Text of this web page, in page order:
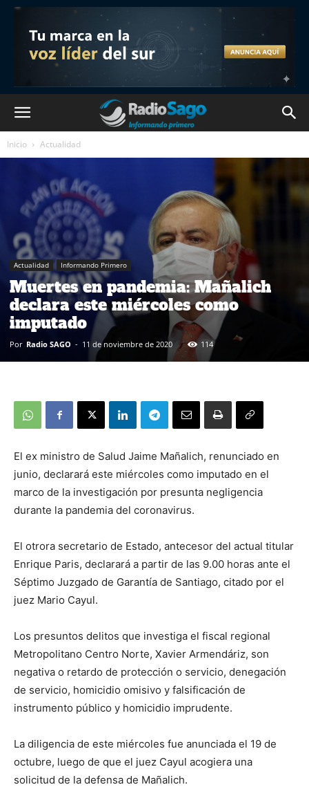
Inicio Actualidad
Actualidad Informando Primero
Muertes en pandemia: Mañalich
declara este miércoles como
imputado
Por Radio SAGO - 11 de noviembre de 2020 114
El ex ministro de Salud Jaime Mañalich, renunciado en
junio, declarará este miércoles como imputado en el
marco de la investigación por presunta negligencia
durante la pandemia del coronavirus.
El otrora secretario de Estado, antecesor del actual titular
Enrique Paris, declarará a partir de las 9.00 horas ante el
Séptimo Juzgado de Garantía de Santiago, citado por el
juez Mario Cayul.
Los presuntos delitos que investiga el fiscal regional
Metropolitano Centro Norte, Xavier Armendáriz, son
negativa o retardo de protección o servicio, denegación
de servicio, homicidio omisivo y falsificación de
instrumento público y homicidio imprudente.
La diligencia de este miércoles fue anunciada el 19 de
octubre, luego de que el juez Cayul acogiera una
solicitud de la defensa de Mañalich.